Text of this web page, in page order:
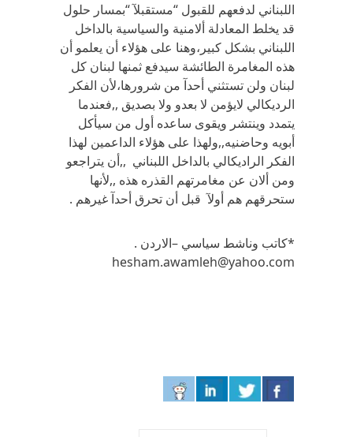
اللبناني لدفعهم للقبول “مستقبلآ “بمسار حلول
قد يخلط المعادلة ألامنية والسياسية بالداخل
اللبناني بشكل كبير،وهنا على هؤلاء أن يعلمو أن
هذه المغامرة الطائشة سيدفع ثمنها لبنان كل
لبنان ولن تستثني أحدآ من شرورها،لأن الفكر
الرديكالي لايؤمن لا بعدو ولا بصديق ,,فعندما
يتمدد وينتشر ويقوى ساعده أول من سيأكل
أبويه وحاضنيه,,ولهذا على هؤلاء الداعمين لهذا
الفكر الراديكالي بالداخل اللبناني ,,أن يتراجعو
ومن ألان عن مغامرتهم القذره هذه ,,لأنها
ستحرقهم هم أولآ قبل أن تحرق أحدآ غيرهم .
*كاتب وناشط سياسي –الاردن .
hesham.awamleh@yahoo.com